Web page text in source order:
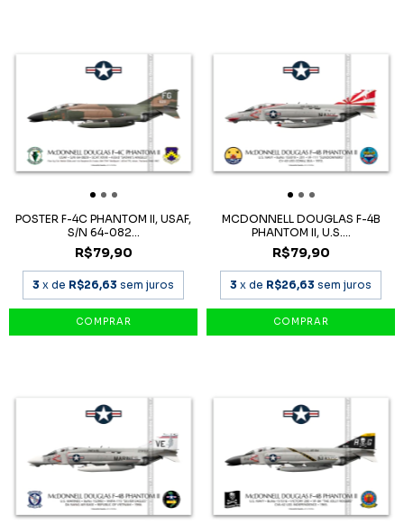
POSTER F-4C PHANTOM II, USAF,
S/N 64-082...
R$79,90
3 x de R$26,63 sem juros
MCDONNELL DOUGLAS F-4B
PHANTOM II, U.S....
R$79,90
3 x de R$26,63 sem juros